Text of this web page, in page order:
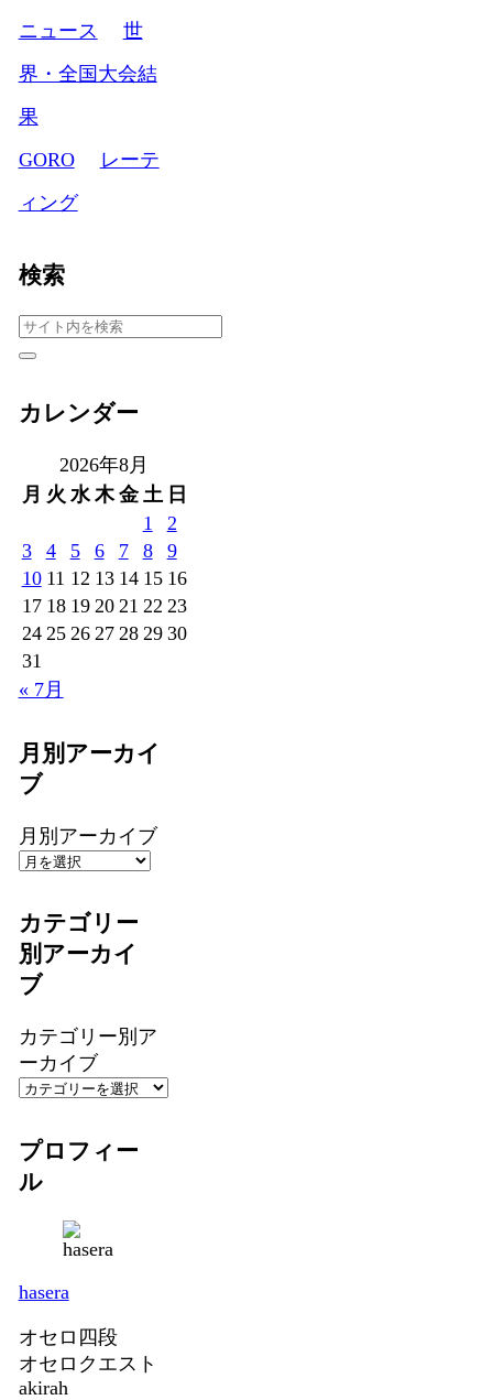
ニュース
世
界・全国大会結
果
GORO
レーテ
ィング
検索
カレンダー
2026年8月
月 火 水 木 金 土 日
1
2
3
4 5 6 7 8
9
10 11 12 13 14 15 16
17 18 19 20 21 22 23
24 25 26 27 28 29 30
31
« 7月
月別アーカイ
ブ
月別アーカイブ
カテゴリー
別アーカイ
ブ
カテゴリー別ア
ーカイブ
プロフィー
ル
hasera
オセロ四段
オセロクエスト
akirah